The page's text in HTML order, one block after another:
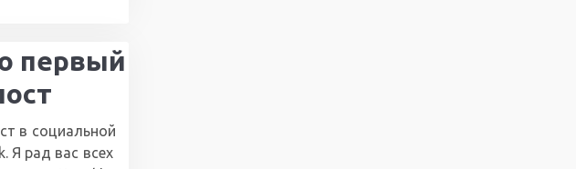
первый
в социальной
Я рад вас всех